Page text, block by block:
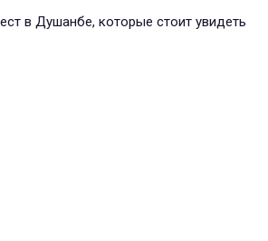
в Душанбе, которые стоит увидеть